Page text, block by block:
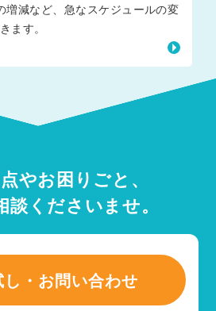
増減など、急なスケジュールの変
ます。
やお困りごと、
談くださいませ。
・お問い合わせ